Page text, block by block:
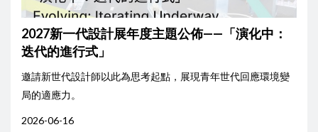
2027新一代設計展年度主題公佈——「演化中：
迭代的進行式」
邀請新世代設計師以此為思考起點，展現青年世代回應環境變
局的適應力。
2026-06-16